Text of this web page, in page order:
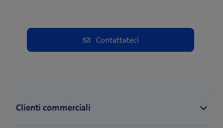
Contattateci